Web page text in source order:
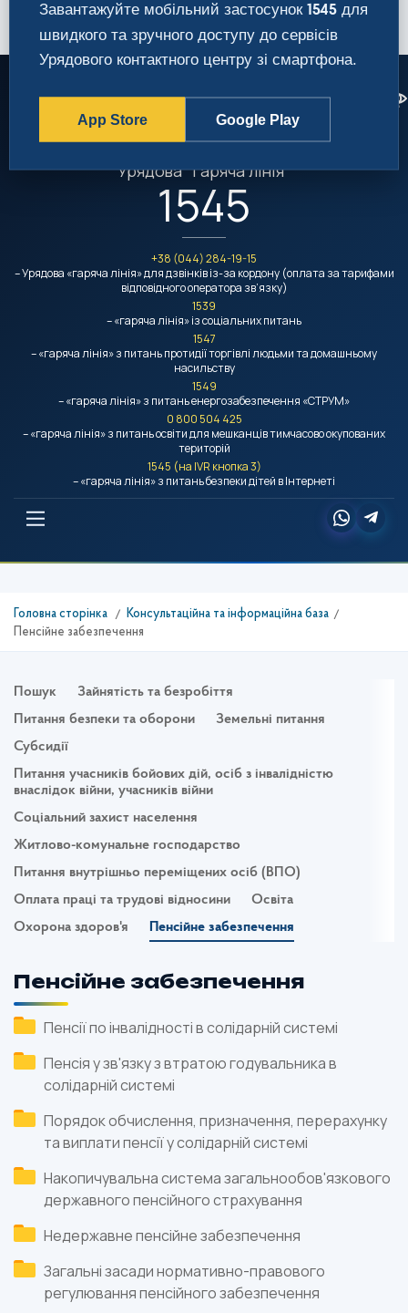
Урядовий контактний центр
Урядова "гаряча лінія"
1545
+38 (044) 284-19-15
– Урядова «гаряча лінія» для дзвінків із-за кордону (оплата за тарифами
відповідного оператора зв’язку)
1539
– «гаряча лінія» із соціальних питань
1547
– «гаряча лінія» з питань протидії торгівлі людьми та домашньому
насильству
1549
– «гаряча лінія» з питань енергозабезпечення «СТРУМ»
0 800 504 425
– «гаряча лінія» з питань освіти для мешканців тимчасово окупованих
територій
1545 (на IVR кнопка 3)
– «гаряча лінія» з питань безпеки дітей в Інтернеті
Головна сторінка
Консультаційна та інформаційна база
Пенсійне забезпечення
Пошук
Зайнятість та безробіття
Питання безпеки та оборони
Земельні питання
Субсидії
Питання учасників бойових дій, осіб з інвалідністю
внаслідок війни, учасників війни
Соціальний захист населення
Житлово-комунальне господарство
Питання внутрішньо переміщених осіб (ВПО)
Оплата праці та трудові відносини
Освіта
Охорона здоров'я
Пенсійне забезпечення
Пенсійне забезпечення
Пенсії по інвалідності в солідарній системі
Пенсія у зв'язку з втратою годувальника в
солідарній системі
Порядок обчислення, призначення, перерахунку
та виплати пенсії у солідарній системі
Накопичувальна система загальнообов'язкового
державного пенсійного страхування
Недержавне пенсійне забезпечення
Загальні засади нормативно-правового
регулювання пенсійного забезпечення
Завантажуйте мобільний застосунок 1545 для
швидкого та зручного доступу до сервісів
Урядового контактного центру зі смартфона.
App Store Google Play